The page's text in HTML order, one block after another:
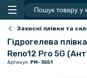
Захисні плівки та
Гідрогелева
Reno12 Pro 5G
Артикул: PM-3551